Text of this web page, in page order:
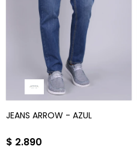
JEANS ARROW - AZUL
$ 2.890